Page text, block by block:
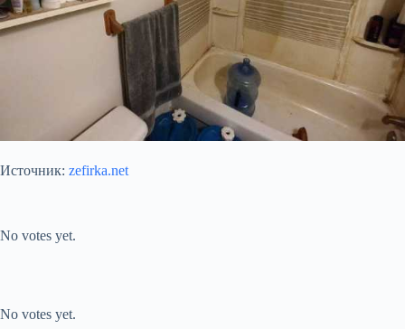
Источник: zefirka.net
No votes yet.
No votes yet.